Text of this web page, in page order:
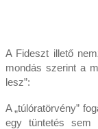
A Fideszt illető
mondás szerint a
lesz”:
A „túlóratörvény”
egy tüntetés sem